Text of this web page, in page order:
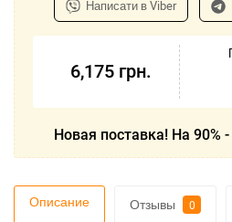
Написати в Viber
6,175 грн.
Новая поставка! На 90%
Описание Отзывы 0